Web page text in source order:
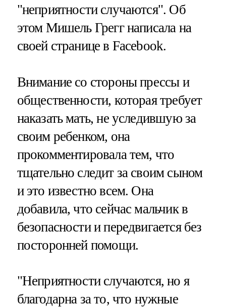
"неприятности случаются". Об
этом Мишель Грегг написала на
своей странице в Facebook.
Внимание со стороны прессы и
общественности, которая требует
наказать мать, не уследившую за
своим ребенком, она
прокомментировала тем, что
тщательно следит за своим сыном
и это известно всем. Она
добавила, что сейчас мальчик в
безопасности и передвигается без
посторонней помощи.
"Неприятности случаются, но я
благодарна за то, что нужные